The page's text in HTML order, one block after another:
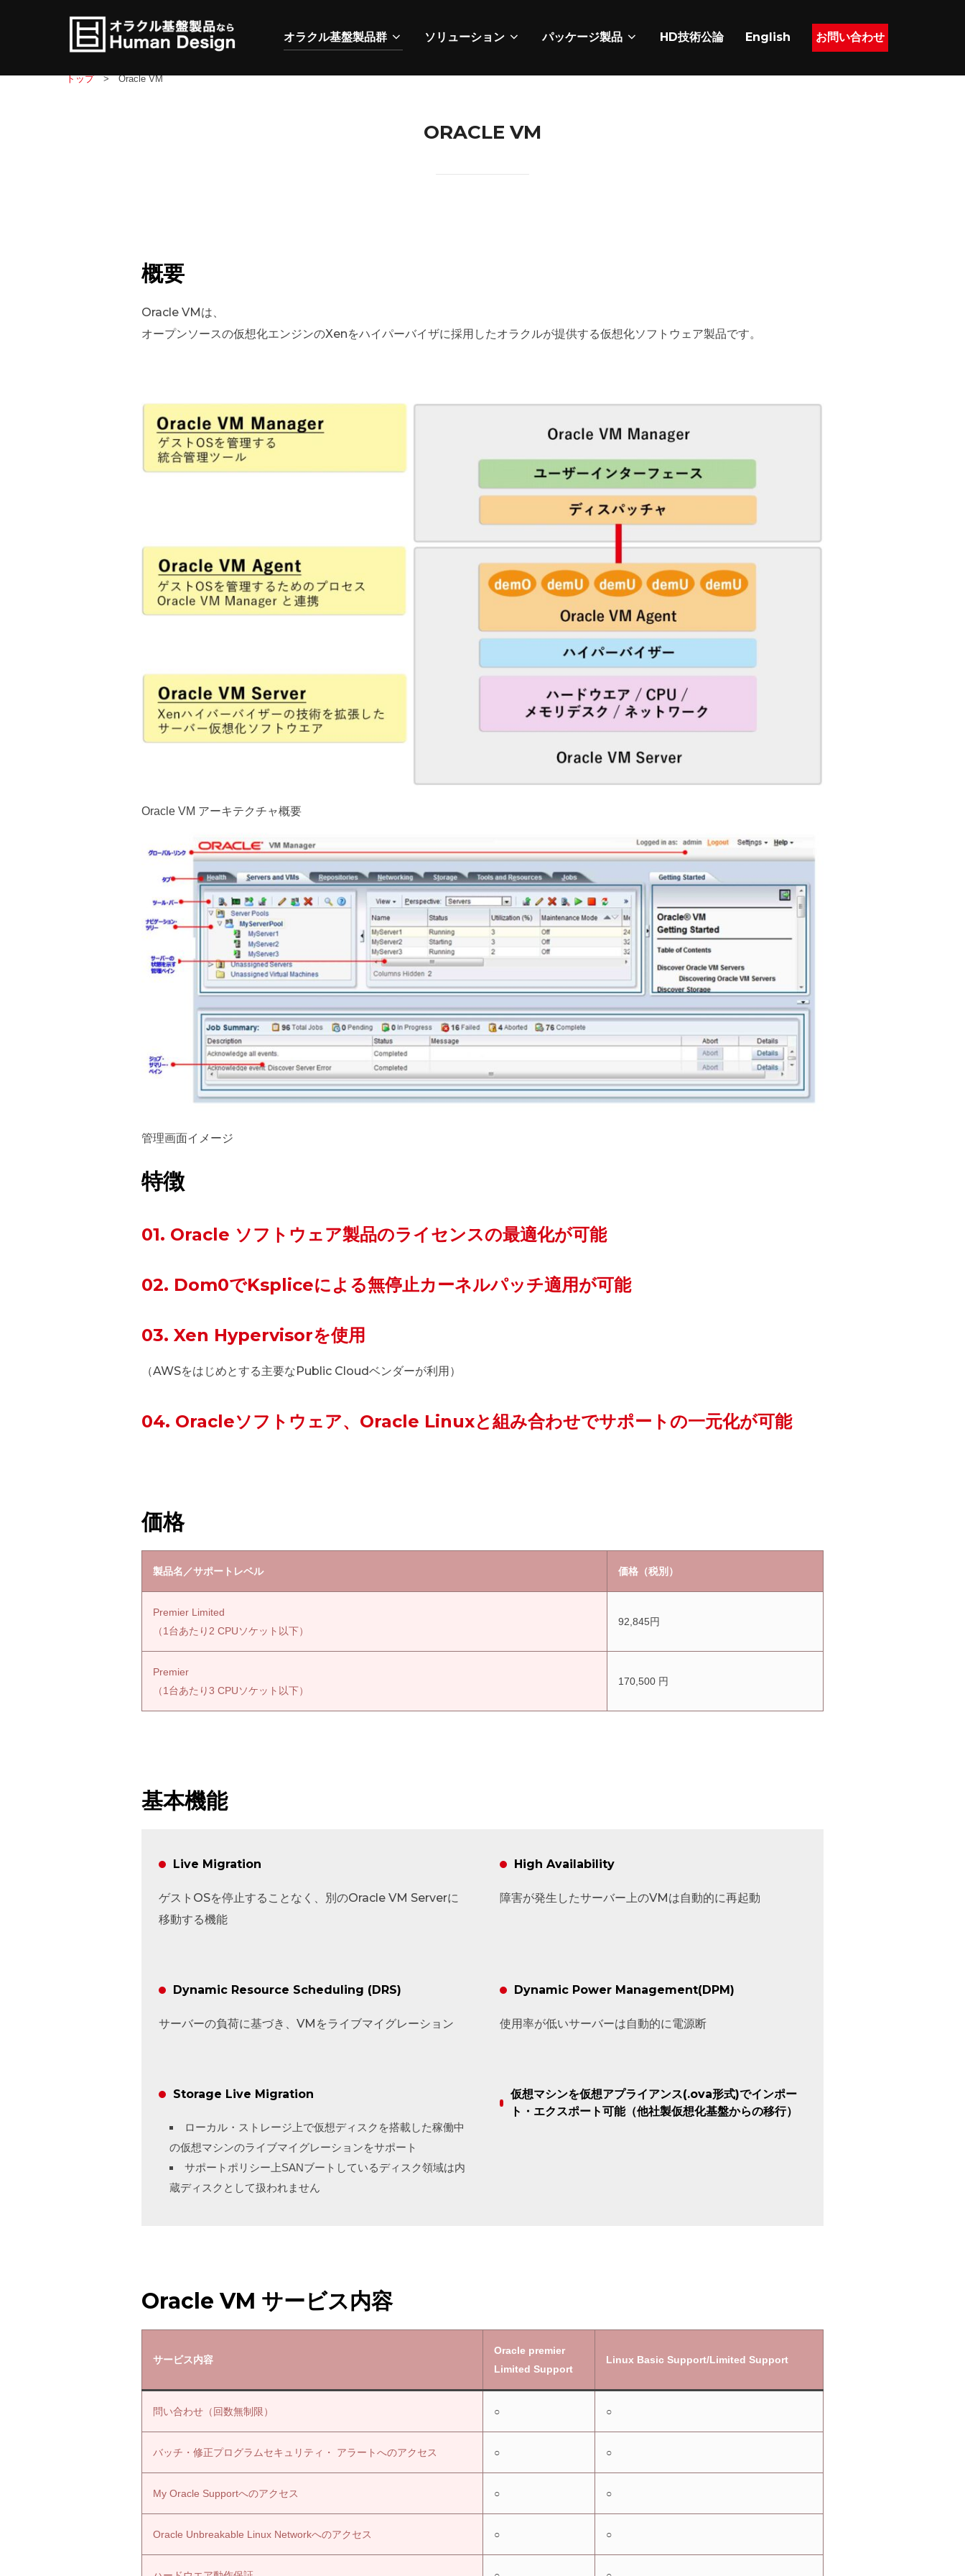
オラクル基盤製品群 ソリューション パッケージ製品 HD技術公論 English お問い合わせ
トップ Oracle VM
ORACLE VM
概要
Oracle VMは、
オープンソースの仮想化エンジンのXenをハイパーバイザに採用したオラクルが提供する仮想化ソフトウェア製品です。
Oracle VM アーキテクチャ概要
管理画面イメージ
特徴
01. Oracle ソフトウェア製品のライセンスの最適化が可能
02. Dom0でKspliceによる無停止カーネルパッチ適用が可能
03. Xen Hypervisorを使用
（AWSをはじめとする主要なPublic Cloudベンダーが利用）
04. Oracleソフトウェア、Oracle Linuxと組み合わせでサポートの一元化が可能
価格
製品名／サポートレベル 価格（税別）
Premier Limited
（1台あたり2 CPUソケット以下）
92,845円
Premier
（1台あたり3 CPUソケット以下）
170,500 円
基本機能
Live Migration
ゲストOSを停止することなく、別のOracle VM Serverに
移動する機能
High Availability
障害が発生したサーバー上のVMは自動的に再起動
Dynamic Resource Scheduling (DRS)
サーバーの負荷に基づき、VMをライブマイグレーション
Dynamic Power Management(DPM)
使用率が低いサーバーは自動的に電源断
Storage Live Migration
ローカル・ストレージ上で仮想ディスクを搭載した稼働中
の仮想マシンのライブマイグレーションをサポート
サポートポリシー上SANブートしているディスク領域は内
蔵ディスクとして扱われません
仮想マシンを仮想アプライアンス(.ova形式)でインポー
ト・エクスポート可能（他社製仮想化基盤からの移行）
Oracle VM サービス内容
サービス内容
Oracle premier
Limited Support
Linux Basic Support/Limited Support
問い合わせ（回数無制限） ○ ○
バッチ・修正プログラムセキュリティ・ アラートへのアクセス ○ ○
My Oracle Supportへのアクセス ○ ○
Oracle Unbreakable Linux Networkへのアクセス ○ ○